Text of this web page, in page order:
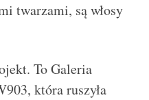
twarzami, są włosy
To Galeria
która ruszyła